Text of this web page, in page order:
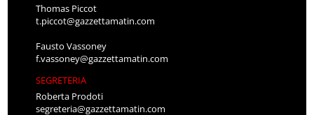
Thomas Piccot
t.piccot@gazzettamatin.com
Fausto Vassoney
f.vassoney@gazzettamatin.com
SEGRETERIA
Roberta Prodoti
segreteria@gazzettamatin.com